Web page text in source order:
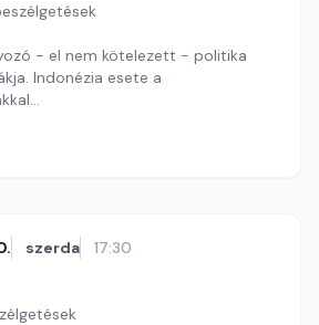
- el nem kötelezett - politika
Indonézia esete a
Nóra
szerda 17:30